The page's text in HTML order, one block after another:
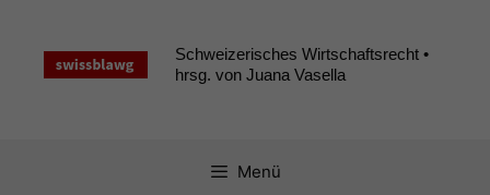
springen
Schweizerisches Wirtschaftsrecht •
hrsg. von Juana Vasella
Menü